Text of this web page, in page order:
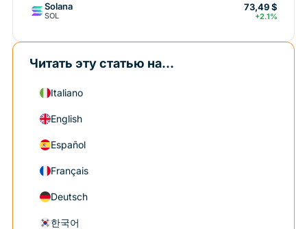
Solana
SOL
73,49 $
+2.1%
Читать эту статью на...
Italiano
English
Español
Français
Deutsch
한국어